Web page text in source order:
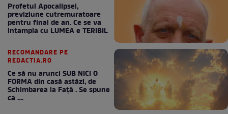
Profetul Apocalipsei,
previziune cutremuratoare
pentru final de an. Ce se va
intampla cu LUMEA e TERIBIL
RECOMANDARE PE
REDACTIA.RO
Ce să nu arunci SUB NICI O
FORMA din casă astăzi, de
Schimbarea la Față . Se spune
ca ....